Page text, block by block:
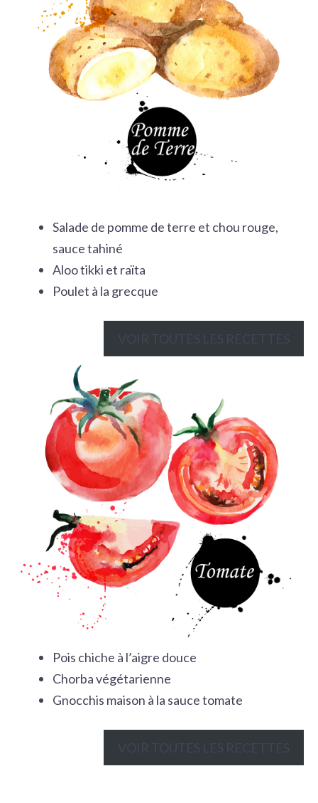
Salade de pomme de terre et chou rouge,
sauce tahiné
Aloo tikki et raïta
Poulet à la grecque
VOIR TOUTES LES RECETTES
Pois chiche à l’aigre douce
Chorba végétarienne
Gnocchis maison à la sauce tomate
VOIR TOUTES LES RECETTES